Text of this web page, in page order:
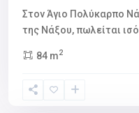
Στον Άγιο Πολύκαρπο
της Νάξου, πωλείται
84 m2
Naxos,